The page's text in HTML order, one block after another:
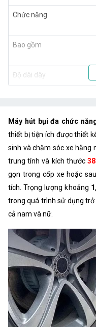
Chức năng
Bao gồm
Độ dài dây
Máy hút bụi đa chức
thiết bị tiện ích được thiết
sinh và chăm sóc xe hằng
trung tính và kích thước
gọn trong cốp xe hoặc
tích. Trọng lượng khoảng
trong quá trình sử dụng
cả nam và nữ.